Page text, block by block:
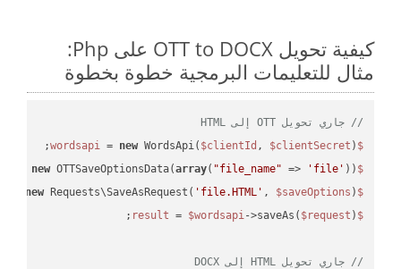
كيفية تحويل OTT to DOCX على Php:
مثال للتعليمات البرمجية خطوة بخطوة
// جاري تحويل OTT إلى HTML
$wordsapi
= new WordsApi( $clientId , $clientSecret );
$saveOptions
new OTTSaveOptionsData(array( "file_name" => 'file' ));
$request
new Requests\SaveAsRequest( 'file.HTML' , $saveOptions );
$result
= $wordsapi->saveAs( $request
// جاري تحويل HTML إلى DOCX